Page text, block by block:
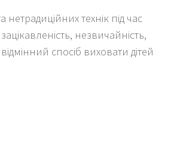
технік під час
незвичайність,
спосіб виховати дітей